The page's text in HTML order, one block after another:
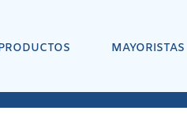
MAYORISTAS